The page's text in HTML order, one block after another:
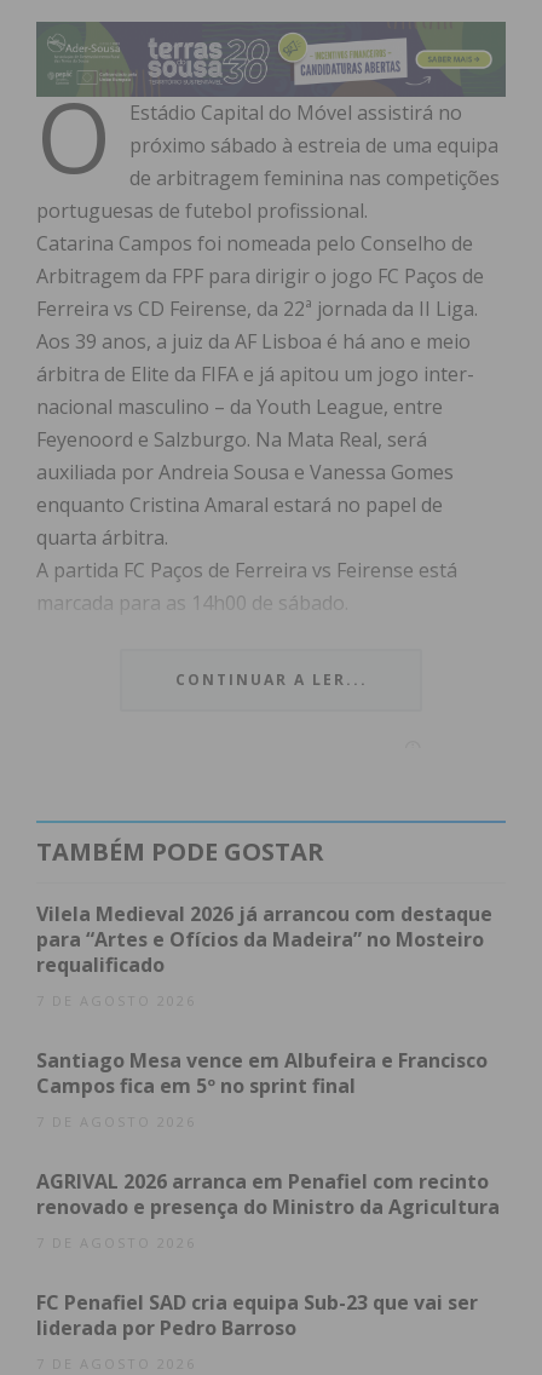
O
Estádio Capital do Móvel assistirá no
próximo sábado à estreia de uma equipa
de arbitragem feminina nas competições
portuguesas de futebol profissional.
Catarina Campos foi nomeada pelo Conselho de
Arbitragem da FPF para dirigir o jogo FC Paços de
Ferreira vs CD Feirense, da 22ª jornada da II Liga.
Aos 39 anos, a juiz da AF Lisboa é há ano e meio
árbitra de Elite da FIFA e já apitou um jogo inter­
nacional masculino – da Youth League, entre
Feyenoord e Salzbur­go. Na Mata Real, será
auxiliada por Andreia Sousa e Vanessa Gomes
enquanto Cristina Amaral esta­rá no papel de
quarta árbitra.
A partida FC Paços de Ferreira vs Feirense está
marcada para as 14h00 de sábado.
Imediato
Assine nossa newsletter por e-mail e
obtenha de forma regular a informação
CONTINUAR A LER...
TAMBÉM PODE GOSTAR
Vilela Medieval 2026 já arrancou com destaque
para “Artes e Ofícios da Madeira” no Mosteiro
requalificado
7 DE AGOSTO 2026
Santiago Mesa vence em Albufeira e Francisco
Campos fica em 5º no sprint final
7 DE AGOSTO 2026
AGRIVAL 2026 arranca em Penafiel com recinto
renovado e presença do Ministro da Agricultura
7 DE AGOSTO 2026
FC Penafiel SAD cria equipa Sub-23 que vai ser
liderada por Pedro Barroso
7 DE AGOSTO 2026